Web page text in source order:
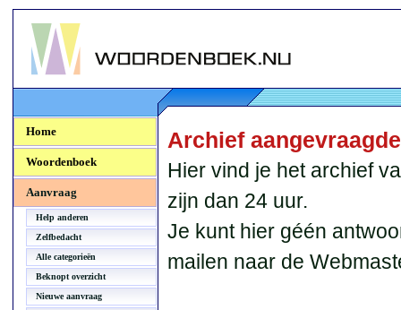
Woordenboek.NU
Home
Woordenboek
Aanvraag
Help anderen
Zelfbedacht
Alle categorieën
Beknopt overzicht
Nieuwe aanvraag
Archief
Hier vind je het archief
zijn dan 24 uur.
Je kunt hier géén
mailen naar de